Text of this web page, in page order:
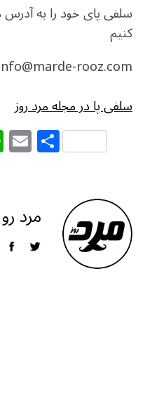
سلفی پای خود را به آدرس
کنیم
rooz.com
سلفی پا در مجله مرد روز
W
h
s
A
p
E
m
l
S
h
e مرد